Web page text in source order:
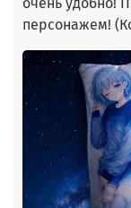
очень удобно!
персонажем!